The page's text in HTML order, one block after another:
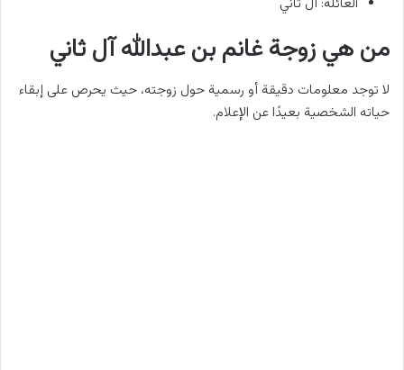
العائلة: آل ثاني
من هي زوجة غانم بن عبدالله آل ثاني
لا توجد معلومات دقيقة أو رسمية حول زوجته، حيث يحرص على إبقاء
حياته الشخصية بعيدًا عن الإعلام.